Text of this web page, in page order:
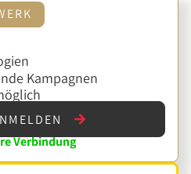
Kampagnen
Verbindung